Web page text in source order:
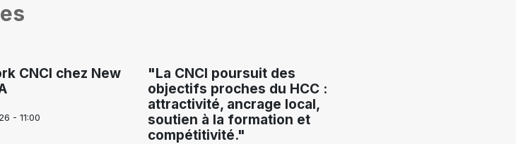
CNCI chez New
- 11:00
"La CNCI poursuit des
objectifs proches du HCC :
attractivité, ancrage local,
soutien à la formation et
compétitivité."